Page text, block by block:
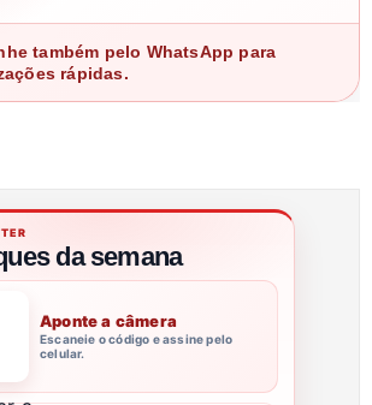
também pelo WhatsApp para
rápidas.
da semana
Aponte a câmera
Escaneie o código e assine pelo
celular.